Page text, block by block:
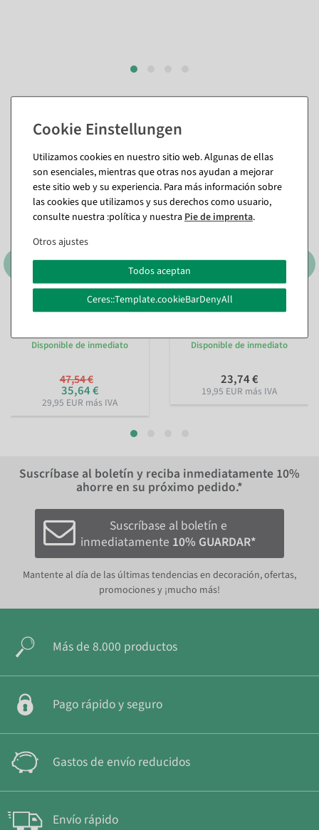
También te puede gustar (8)
%
Papel de regalo doble cara
punteado por un lado y
Disponible de inmediato
47,54 €
35,64 €
29,95 EUR más IVA
Papel de regalo Tormenta
de flores rosas, 70 cm de
Disponible de inmediato
23,74 €
19,95 EUR más IVA
Suscríbase al boletín y reciba inmediatamente 10%
ahorre en su próximo pedido.*
Suscríbase al boletín e
inmediatamente 10% GUARDAR*
Mantente al día de las últimas tendencias en decoración, ofertas,
promociones y ¡mucho más!
Más de 8.000 productos
Pago rápido y seguro
Gastos de envío reducidos
Envío rápido
Utilizamos cookies en nuestro sitio web. Algunas de ellas
son esenciales, mientras que otras nos ayudan a mejorar
este sitio web y su experiencia. Para más información sobre
las cookies que utilizamos y sus derechos como usuario,
consulte nuestra :política y nuestra Pie de imprenta.
Otros ajustes
Todos aceptan
Ceres::Template.cookieBarDenyAll